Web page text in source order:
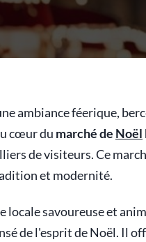
ambiance féerique,
cœur du marché de Noël
de visiteurs. Ce
et modernité.
savoureuse et
de l'esprit de Noël. Il